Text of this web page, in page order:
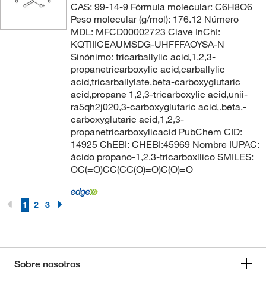
CAS: 99-14-9 Fórmula molecular: C6H8O6
Peso molecular (g/mol): 176.12 Número
MDL: MFCD00002723 Clave InChI:
KQTIIICEAUMSDG-UHFFFAOYSA-N
Sinónimo: tricarballylic acid,1,2,3-
propanetricarboxylic acid,carballylic
acid,tricarballylate,beta-carboxyglutaric
acid,propane 1,2,3-tricarboxylic acid,unii-
ra5qh2j020,3-carboxyglutaric acid,.beta.-
carboxyglutaric acid,1,2,3-
propanetricarboxylicacid PubChem CID:
14925 ChEBI: CHEBI:45969 Nombre IUPAC:
ácido propano-1,2,3-tricarboxílico SMILES:
OC(=O)CC(CC(O)=O)C(O)=O
1 2 3
Sobre nosotros